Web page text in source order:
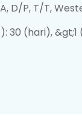
D/P, T/T,
30 (hari),